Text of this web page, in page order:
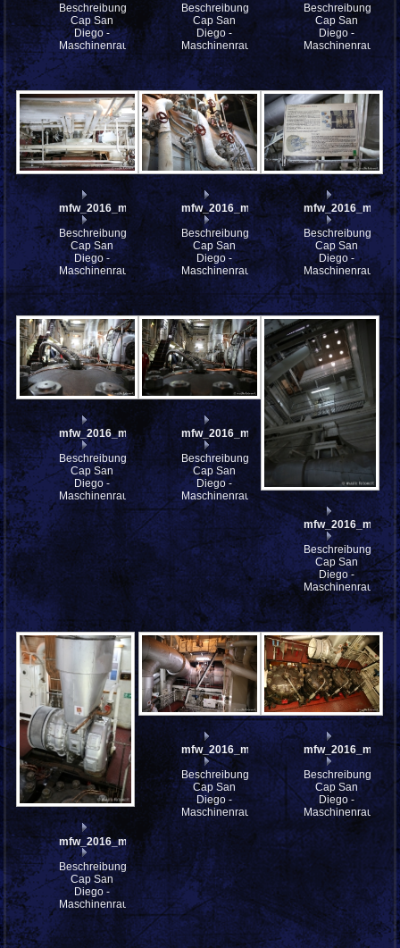
Beschreibung:
Cap San
Diego -
Maschinenraum
Beschreibung:
Cap San
Diego -
Maschinenraum
Beschreibung:
Cap San
Diego -
Maschinenraum
mfw_2016_mfw16_114470w
Beschreibung:
Cap San
Diego -
Maschinenraum
mfw_2016_mfw16_114468w
Beschreibung:
Cap San
Diego -
Maschinenraum
Beschreibung:
Cap San
Diego -
Maschinenraum
mfw_2016_mfw16_114465w
Beschreibung:
Cap San
Diego -
Maschinenraum
mfw_2016_mfw16_114463w
Beschreibung:
Cap San
Diego -
Maschinenraum
Beschreibung:
Cap San
Diego -
Maschinenraum
mfw_2016_mfw16_114457w
Beschreibung:
Cap San
Diego -
Maschinenraum
mfw_2016_mfw16_114455w
Beschreibung:
Cap San
Diego -
Maschinenraum
Beschreibung:
Cap San
Diego -
Maschinenraum